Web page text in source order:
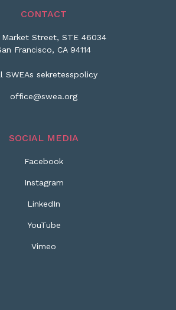
CONTACT
Market Street, STE 46034
Francisco, CA 94114
SWEAs sekretesspolicy
office@swea.org
SOCIAL MEDIA
Facebook
Instagram
LinkedIn
YouTube
Vimeo